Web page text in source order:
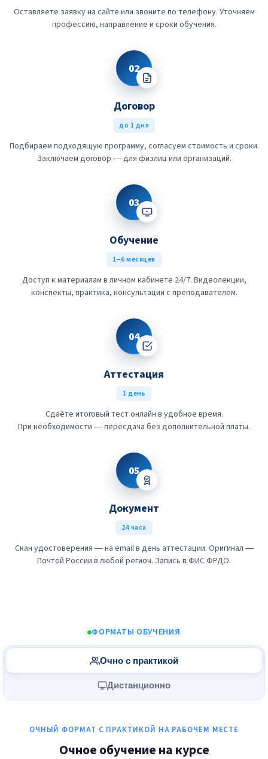
Оставляете заявку на сайте или звоните по телефону. Уточняем
профессию, направление и сроки обучения.
02
Договор
до 1 дня
Подбираем подходящую программу, согласуем стоимость и сроки.
Заключаем договор — для физлиц или организаций.
03
Обучение
1–6 месяцев
Доступ к материалам в личном кабинете 24/7. Видеолекции,
конспекты, практика, консультации с преподавателем.
04
Аттестация
1 день
Сдаёте итоговый тест онлайн в удобное время.
При необходимости — пересдача без дополнительной платы.
05
Документ
24 часа
Скан удостоверения — на email в день аттестации. Оригинал —
Почтой России в любой регион. Запись в ФИС ФРДО.
ФОРМАТЫ ОБУЧЕНИЯ
Очно с практикой
Дистанционно
ОЧНЫЙ ФОРМАТ С ПРАКТИКОЙ НА РАБОЧЕМ МЕСТЕ
Очное обучение на курсе